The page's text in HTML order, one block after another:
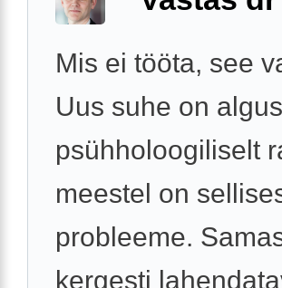
Mis ei tööta, see
Uus suhe on
psühholoogiliselt
meestel on
probleeme.
kergesti